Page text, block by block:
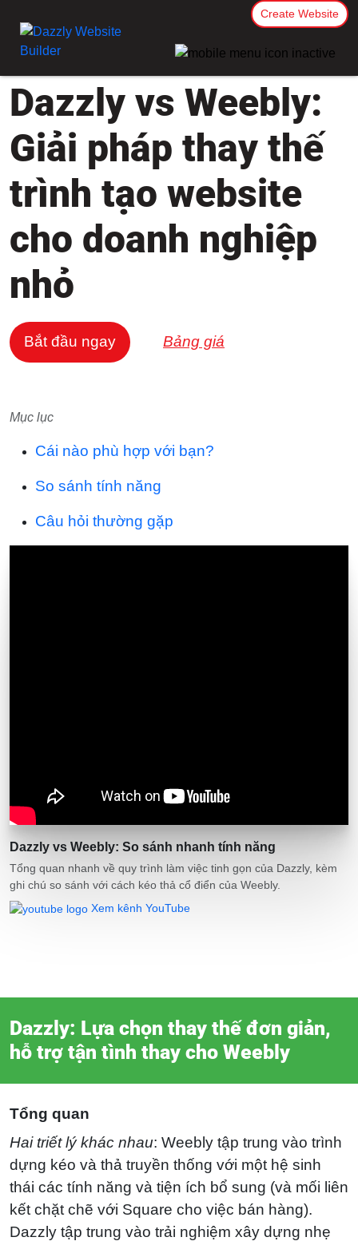
Create Website
Dazzly vs Weebly:
Giải pháp thay thế
trình tạo website
cho doanh nghiệp
nhỏ
Bắt đầu ngay Bảng giá
Mục lục
Cái nào phù hợp với bạn?
So sánh tính năng
Câu hỏi thường gặp
Dazzly vs Weebly: So sánh nhanh tính năng
Tổng quan nhanh về quy trình làm việc tinh gọn của Dazzly, kèm
ghi chú so sánh với cách kéo thả cổ điển của Weebly.
Xem kênh YouTube
Dazzly: Lựa chọn thay thế đơn giản,
hỗ trợ tận tình thay cho Weebly
Tổng quan
Hai triết lý khác nhau: Weebly tập trung vào trình
dựng kéo và thả truyền thống với một hệ sinh
thái các tính năng và tiện ích bổ sung (và mối liên
kết chặt chẽ với Square cho việc bán hàng).
Dazzly tập trung vào trải nghiệm xây dựng nhẹ